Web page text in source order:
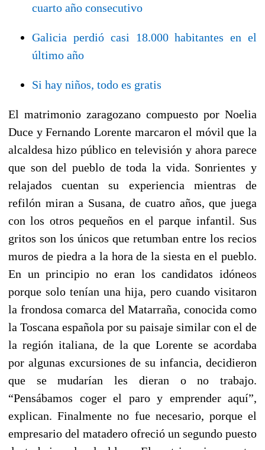
cuarto año consecutivo
Galicia perdió casi 18.000 habitantes en el
último año
Si hay niños, todo es gratis
El matrimonio zaragozano compuesto por Noelia
Duce y Fernando Lorente marcaron el móvil que la
alcaldesa hizo público en televisión y ahora parece
que son del pueblo de toda la vida. Sonrientes y
relajados cuentan su experiencia mientras de
refilón miran a Susana, de cuatro años, que juega
con los otros pequeños en el parque infantil. Sus
gritos son los únicos que retumban entre los recios
muros de piedra a la hora de la siesta en el pueblo.
En un principio no eran los candidatos idóneos
porque solo tenían una hija, pero cuando visitaron
la frondosa comarca del Matarraña, conocida como
la Toscana española por su paisaje similar con el de
la región italiana, de la que Lorente se acordaba
por algunas excursiones de su infancia, decidieron
que se mudarían les dieran o no trabajo.
“Pensábamos coger el paro y emprender aquí”,
explican. Finalmente no fue necesario, porque el
empresario del matadero ofreció un segundo puesto